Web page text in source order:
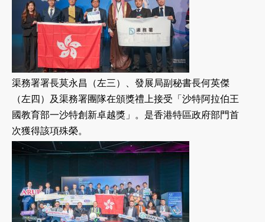
渠務署署長莫永昌（左三）、發展局副秘書長何英傑
（左四）及渠務署團隊在頒獎禮上接受「沙特阿拉伯王
國教育部一沙特創新卓越獎」。是香港特區政府部門首
次獲得該項殊榮。